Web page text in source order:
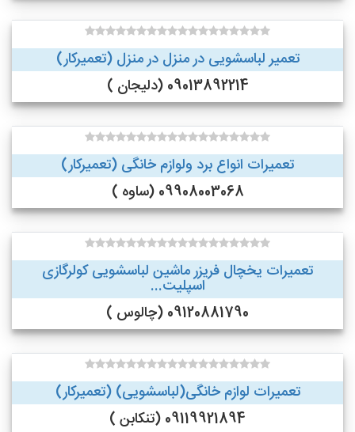
تعمیر لباسشویی در منزل در منزل (تعمیرکار)
09013892214 (دلیجان )
تعمیرات انواع برد ولوازم خانگی (تعمیرکار)
09908003068 (ساوه )
تعمیرات یخچال فریزر ماشین لباسشویی کولرگازی
اسپلیت...
09120881790 (چالوس )
تعمیرات لوازم خانگی(لباسشویی) (تعمیرکار)
09119921894 (تنکابن )